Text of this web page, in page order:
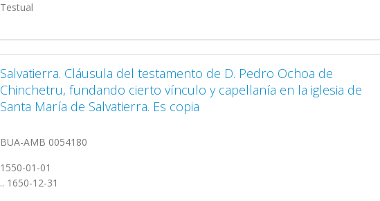
Testual
Salvatierra. Cláusula del testamento de D. Pedro Ochoa de
Chinchetru, fundando cierto vínculo y capellanía en la iglesia de
Santa María de Salvatierra. Es copia
BUA-AMB 0054180
1550-01-01
.. 1650-12-31